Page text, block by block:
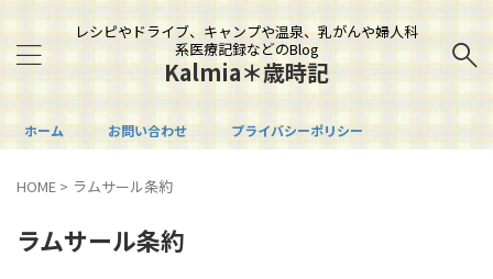
レシピやドライブ、キャンプや温泉、乳がんや婦人科
系医療記録などのBlog
Kalmia＊歳時記
ホーム お問い合わせ プライバシーポリシー
HOME > ラムサール条約
ラムサール条約